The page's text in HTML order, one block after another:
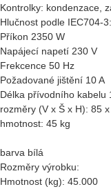
Kontrolky: kondenzace,
Hlučnost podle IEC704-
Příkon 2350 W
Napájecí napetí 230 V
Frekcence 50 Hz
Požadované jištění 10 A
Délka přívodního kabelu
rozměry (V x Š x H): 85
hmotnost: 45 kg
barva bílá
Rozměry výrobku:
Hmotnost (kg): 45.000